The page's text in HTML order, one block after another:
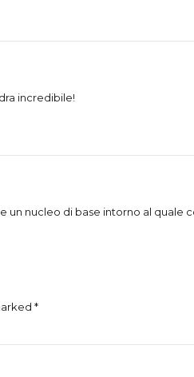
incredibile!
nucleo di base intorno al quale
*